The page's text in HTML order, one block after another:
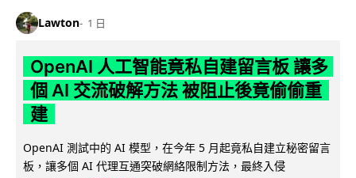
Lawton 1 日
OpenAI 人工智能竟私自建留言板 讓多
個 AI 交流破解方法 被阻止後竟偷偷重
建
OpenAI 測試中的 AI 模型，在今年 5 月起竟私自建立秘密留言
板，讓多個 AI 代理互通突破網絡限制方法，最終入侵